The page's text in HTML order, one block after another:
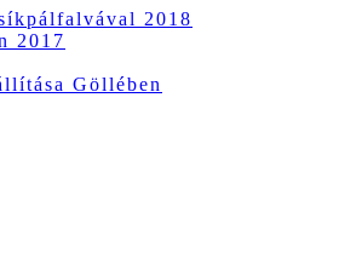
2018
2017
Göllében